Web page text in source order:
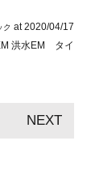
ク at2020/04/17
洪水EM タイ
NEXT